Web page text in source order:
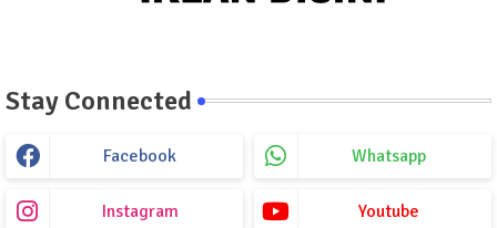
Stay Connected
Facebook Whatsapp
Instagram Youtube